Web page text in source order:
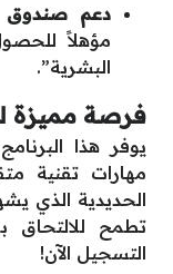
دعم صندوق
مؤهلاً
البشرية”.
فرصة مميزة
يوفر هذا
مهارات تقنية
الحديدية الذي
تطمح للالتحاق
التسجيل الآن!